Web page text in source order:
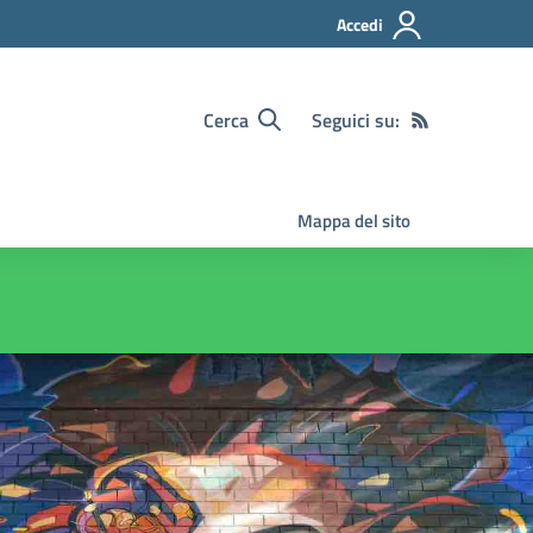
Accedi
Cerca Seguici su:
Mappa del sito